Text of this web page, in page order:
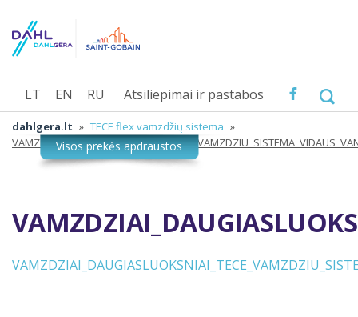
Atsiliepimai ir pastabos
LT EN RU
dahlgera.lt » TECE flex vamzdžių sistema »